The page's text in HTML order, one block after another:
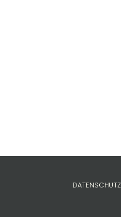
DATENSCHUTZ